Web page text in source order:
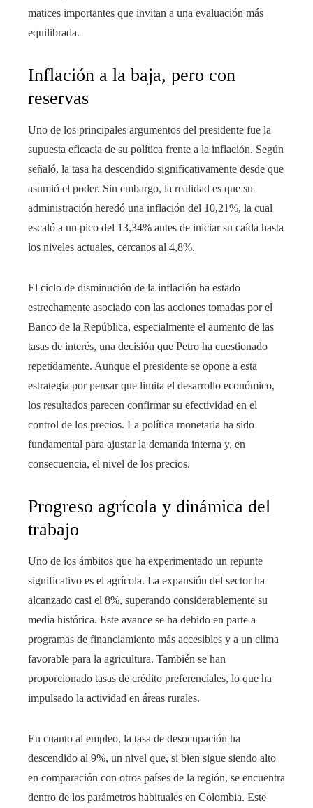
matices importantes que invitan a una evaluación más
equilibrada.
Inflación a la baja, pero con
reservas
Uno de los principales argumentos del presidente fue la
supuesta eficacia de su política frente a la inflación. Según
señaló, la tasa ha descendido significativamente desde que
asumió el poder. Sin embargo, la realidad es que su
administración heredó una inflación del 10,21%, la cual
escaló a un pico del 13,34% antes de iniciar su caída hasta
los niveles actuales, cercanos al 4,8%.
El ciclo de disminución de la inflación ha estado
estrechamente asociado con las acciones tomadas por el
Banco de la República, especialmente el aumento de las
tasas de interés, una decisión que Petro ha cuestionado
repetidamente. Aunque el presidente se opone a esta
estrategia por pensar que limita el desarrollo económico,
los resultados parecen confirmar su efectividad en el
control de los precios. La política monetaria ha sido
fundamental para ajustar la demanda interna y, en
consecuencia, el nivel de los precios.
Progreso agrícola y dinámica del
trabajo
Uno de los ámbitos que ha experimentado un repunte
significativo es el agrícola. La expansión del sector ha
alcanzado casi el 8%, superando considerablemente su
media histórica. Este avance se ha debido en parte a
programas de financiamiento más accesibles y a un clima
favorable para la agricultura. También se han
proporcionado tasas de crédito preferenciales, lo que ha
impulsado la actividad en áreas rurales.
En cuanto al empleo, la tasa de desocupación ha
descendido al 9%, un nivel que, si bien sigue siendo alto
en comparación con otros países de la región, se encuentra
dentro de los parámetros habituales en Colombia. Este